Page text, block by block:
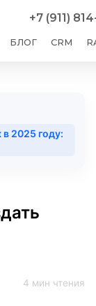
+7 (911)
БЛОГ CRM
2025 году:
4 мин чтения